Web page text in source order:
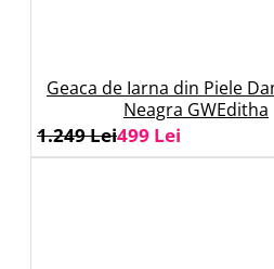
Geaca de Iarna din Piele
Neagra GWEditha
499 Lei
1.249 Lei